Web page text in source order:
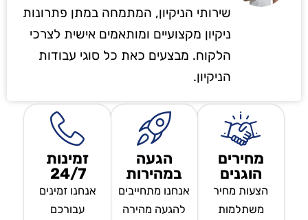
שירותי הניקיון, המתמחה במתן פתרונות
ניקיון מקצועיים ומותאמים אישית לצרכי
הלקוח. מבצעים כאת כל סוגי עבודות
הניקיון.
מחירים
הוגנים
הצעות מחיר
משתלמות
הגעה
במהירות
אנחנו מתחייבים
להגעה מהירה
זמינות
24/7
אנחנו זמינים
עבורכם